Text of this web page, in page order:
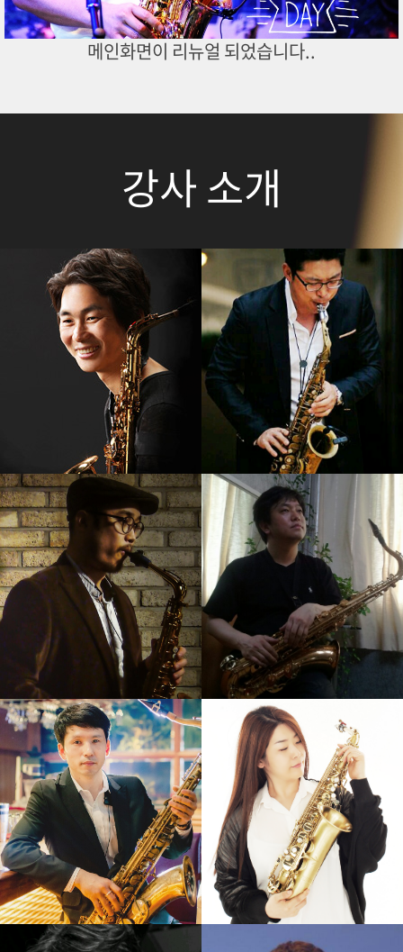
메인화면이 리뉴얼 되었습니다..
강사 소개
강기만
강의보기
김병우
강의보기
신강균
강의보기
김재준
강의보기